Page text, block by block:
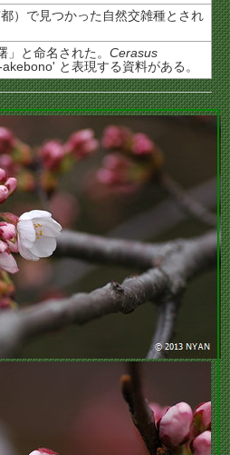
）で見つかった自然交雑種とされ
と命名された。 Cerasus
と表現する資料がある。